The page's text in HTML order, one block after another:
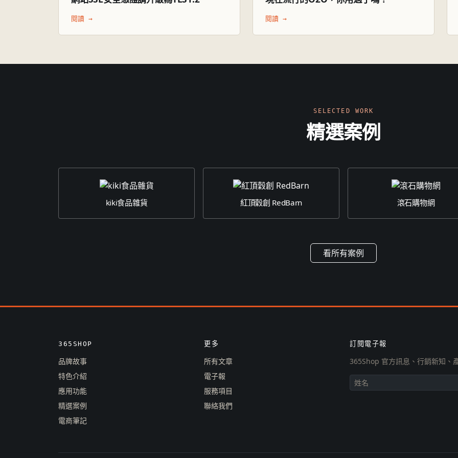
閱讀 → 閱讀 →
SELECTED WORK
精選案例
kiki食品雜貨 紅頂穀創 RedBarn 滾石購物網
看所有案例
365SHOP
品牌故事
特色介紹
應用功能
精選案例
電商筆記
更多
所有文章
電子報
服務項目
聯絡我們
訂閱電子報
365Shop 官方訊息、行銷新知、